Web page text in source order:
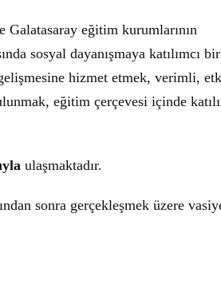
eğitim kurumlarının
sosyal dayanışmaya katılımcı bir
hizmet etmek, verimli,
eğitim çerçevesi içinde
ulaşmaktadır.
sonra gerçekleşmek üzere